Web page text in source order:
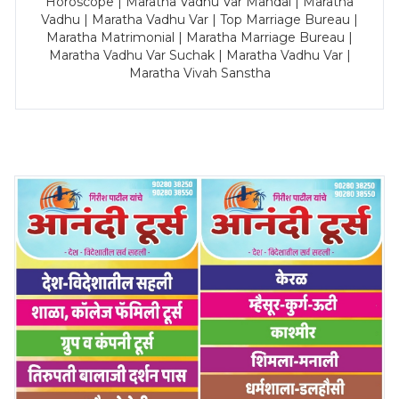
Vadhu | Maratha Vadhu Var | Top Marriage Bureau |
Maratha Matrimonial | Maratha Marriage Bureau |
Maratha Vadhu Var Suchak | Maratha Vadhu Var |
Maratha Vivah Sanstha